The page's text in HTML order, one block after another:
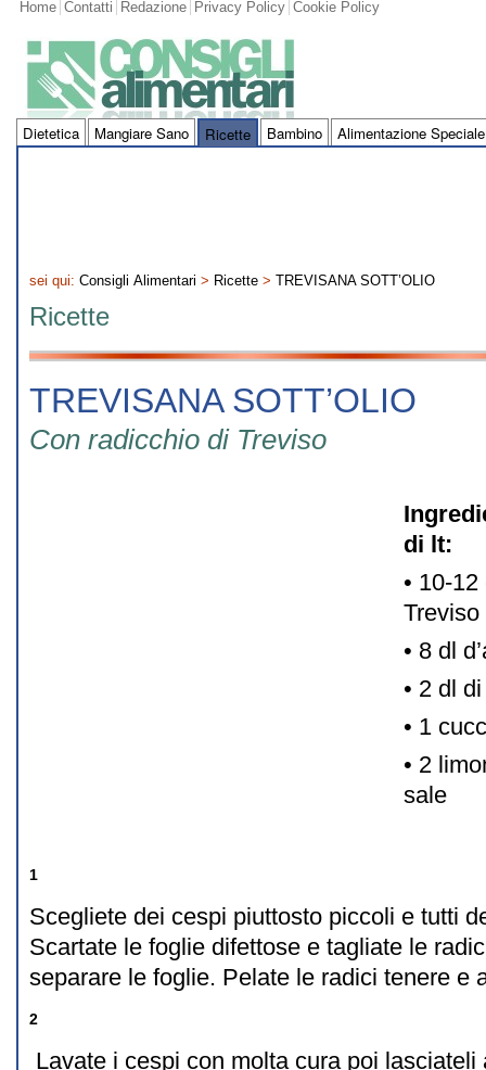
Home Contatti Redazione Privacy Policy Cookie Policy
Dietetica Mangiare Sano Ricette Bambino Alimentazione Speciale
sei qui: Consigli Alimentari > Ricette > TREVISANA SOTT’OLIO
Ricette
TREVISANA SOTT’OLIO
Con radicchio di Treviso
di lt:
• 10-
Treviso
• 8 dl
• 2 dl
• 1
• 2
sale
1
Scegliete dei cespi piuttosto piccoli e tutti
Scartate le foglie difettose e tagliate le
separare le foglie. Pelate le radici tenere e
2
Lavate i cespi con molta cura poi lasciateli